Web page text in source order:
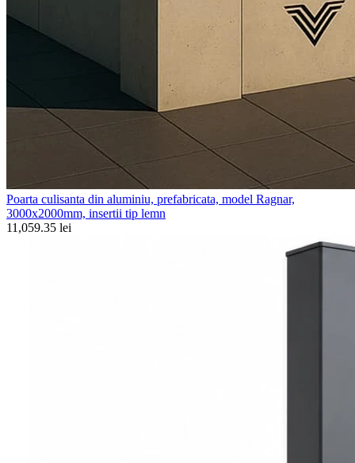
Poarta culisanta din aluminiu, prefabricata, model Ragnar,
3000x2000mm, insertii tip lemn
11,059.35 lei